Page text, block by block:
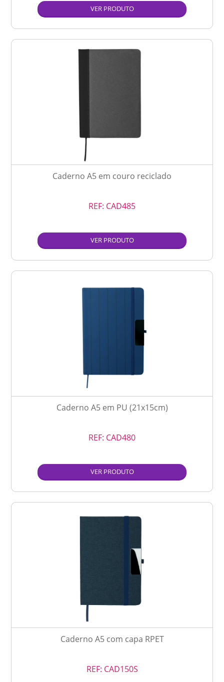
VER PRODUTO
Caderno A5 em couro reciclado
REF: CAD485
VER PRODUTO
Caderno A5 em PU (21x15cm)
REF: CAD480
VER PRODUTO
Caderno A5 com capa RPET
REF: CAD150S